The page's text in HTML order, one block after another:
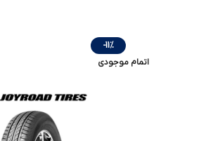
-11%
اتمام موجودی